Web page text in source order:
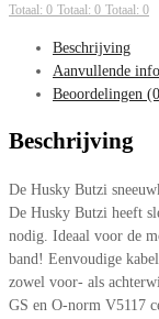
Totaal: 0 Totaal: 0 Totaal: 0
Beschrijving
Aanvullende
Beoordelingen
Beschrijving
De Husky Butzi
De Husky Butzi heeft
nodig. Ideaal voor de
band! Eenvoudige
zowel voor- als
GS en O-norm V5117